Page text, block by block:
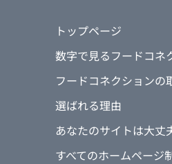
トップページ
数字で見るフードコネ
フードコネクションの
選ばれる理由
あなたのサイトは大丈
すべてのホームページ